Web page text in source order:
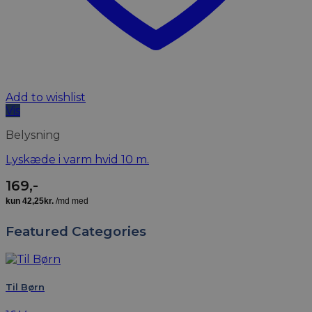
Add to wishlist
Vis
Belysning
Lyskæde i varm hvid 10 m.
169,-
Featured Categories
Til Børn